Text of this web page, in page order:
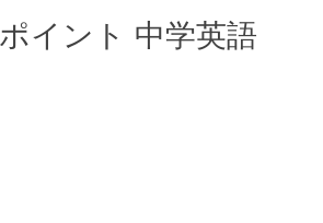
イント 中学英語